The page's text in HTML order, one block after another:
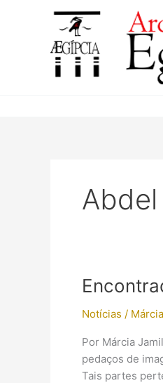
Notícias /
Por Márcia
pedaços de
Tais partes